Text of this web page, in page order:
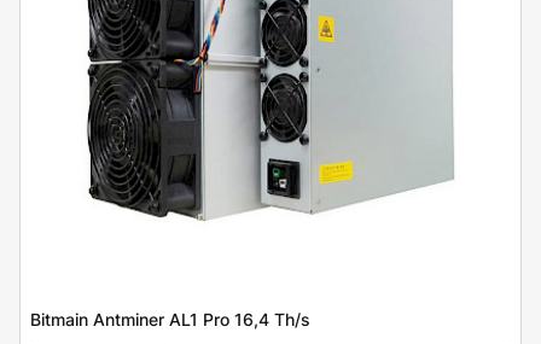
Bitmain Antminer AL1 Pro 16,4 Th/s